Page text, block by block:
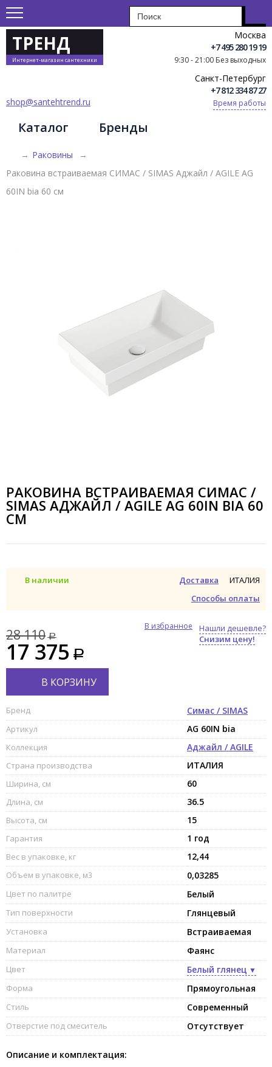
ТРЕНД
Интернет-магазин сантехники
Москва
+7 495 280 19 19
9:30 - 21:00 Без выходных
Санкт-Петербург
+7 812 334 87 27
Время работы
shop@santehtrend.ru
Каталог Бренды
→ Раковины
→
Раковина встраиваемая СИМАС / SIMAS Аджайл / AGILE AG
60IN bia 60 см
РАКОВИНА ВСТРАИВАЕМАЯ СИМАС /
SIMAS АДЖАЙЛ / AGILE AG 60IN BIA 60
СМ
В наличии
Доставка
Способы оплаты
ИТАЛИЯ
28 110
17 375
Нашли дешевле?
Снизим цену!
В избранное
В КОРЗИНУ
Бренд Симас / SIMAS
Артикул AG 60IN bia
Коллекция Аджайл / AGILE
Страна производства ИТАЛИЯ
Ширина, см 60
Длина, см 36.5
Высота, см 15
Гарантия 1 год
Вес в упаковке, кг 12,44
Объем в упаковке, м3 0,03285
Цвет по палитре Белый
Тип поверхности Глянцевый
Установка Встраиваемая
Материал Фаянс
Цвет Белый глянец
Форма Прямоугольная
Стиль Современный
Отверстие под смеситель Отсутствует
Описание и комплектация: